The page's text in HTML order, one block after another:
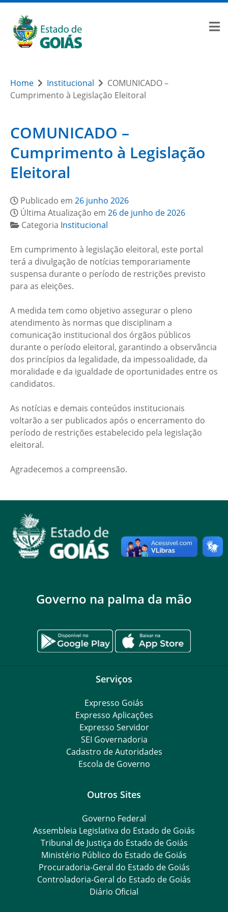
Home Institucional
COMUNICADO –
Cumprimento à Legislação Eleitoral
COMUNICADO –
Cumprimento à Legislação
Eleitoral
Publicado em 26 junho 2026
Última Atualização em 26 de junho de 2026
Categoria Institucional
Em cumprimento à legislação eleitoral, este portal
terá a divulgação de notícias temporariamente
suspensa durante o período de restrições previsto
para as eleições.
A medida tem como objetivo assegurar o pleno
atendimento às normas que disciplinam a
comunicação institucional dos órgãos públicos
durante o período eleitoral, garantindo a observância
dos princípios da legalidade, da impessoalidade, da
moralidade e da igualdade de oportunidades entre os
candidatos.
As notícias e demais conteúdos institucionais
voltarão a ser publicados após o encerramento do
período de restrições estabelecido pela legislação
eleitoral.
Agradecemos a compreensão.
Governo na palma da mão
Serviços
Expresso Goiás
Expresso Aplicações
Expresso Servidor
SEI Governadoria
Cadastro de Autoridades
Escola de Governo
Outros Sites
Governo Federal
Assembleia Legislativa do Estado de Goiás
Tribunal de Justiça do Estado de Goiás
Ministério Público do Estado de Goiás
Procuradoria-Geral do Estado de Goiás
Controladoria-Geral do Estado de Goiás
Diário Oficial